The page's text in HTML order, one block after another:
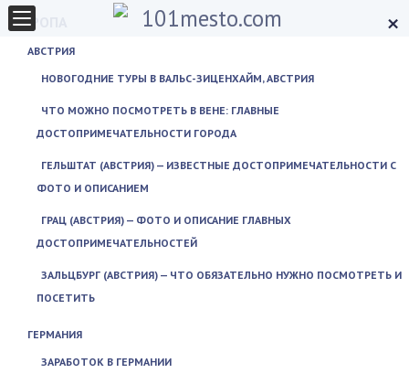
×
ЕВРОПА
АВСТРИЯ
НОВОГОДНИЕ ТУРЫ В ВАЛЬС-ЗИЦЕНХАЙМ, АВСТРИЯ
ЧТО МОЖНО ПОСМОТРЕТЬ В ВЕНЕ: ГЛАВНЫЕ
ДОСТОПРИМЕЧАТЕЛЬНОСТИ ГОРОДА
ГЕЛЬШТАТ (АВСТРИЯ) — ИЗВЕСТНЫЕ ДОСТОПРИМЕЧАТЕЛЬНОСТИ С
ФОТО И ОПИСАНИЕМ
ГРАЦ (АВСТРИЯ) — ФОТО И ОПИСАНИЕ ГЛАВНЫХ
ДОСТОПРИМЕЧАТЕЛЬНОСТЕЙ
ЗАЛЬЦБУРГ (АВСТРИЯ) — ЧТО ОБЯЗАТЕЛЬНО НУЖНО ПОСМОТРЕТЬ И
ПОСЕТИТЬ
ГЕРМАНИЯ
ЗАРАБОТОК В ГЕРМАНИИ